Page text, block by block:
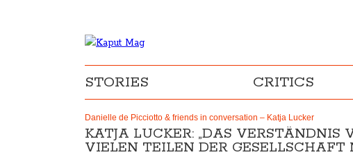
STORIES CRITICS
Danielle de Picciotto & friends in conversation – Katja Lucker
KATJA LUCKER: „DAS
VIELEN TEILEN DER GESELLSCHAFT